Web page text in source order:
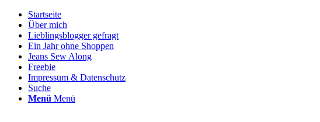
Startseite
Über mich
Lieblingsblogger gefragt
Ein Jahr ohne Shoppen
Jeans Sew Along
Freebie
Impressum & Datenschutz
Suche
Menü Menü